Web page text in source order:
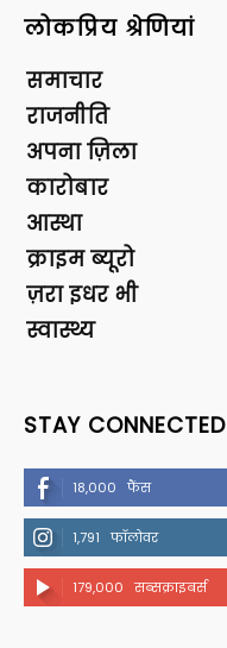
लोकप्रिय श्रेणियां
समाचार
राजनीति
अपना ज़िला
कारोबार
आस्था
क्राइम ब्यूरो
ज़रा इधर भी
स्वास्थ्य
STAY CONNECTED
18,000 फैंस
1,791 फॉलोवर
179,000 सब्सक्राइबर्स